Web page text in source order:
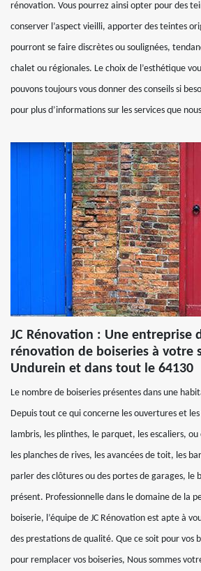
rénovation. Vous pourrez ainsi opter pour des
conserver l’aspect vieilli, apporter des teintes
pourront se faire discrètes ou soulignées,
chalet ou régionales. Le choix de l’esthétique
pouvons toujours vous donner des conseils si
pour plus d’informations sur les services que
JC Rénovation : Une entreprise
rénovation de boiseries à votre
Undurein et dans tout le 64130
Le nombre de boiseries présentes dans une
Depuis tout ce qui concerne les ouvertures et
lambris, les plinthes, le parquet, les escaliers,
les planches de rives, les avancées de toit, les
parler des clôtures ou des portes de garages, le
présent. Professionnelle dans le domaine de la
boiserie, l’équipe de JC Rénovation est apte à
des prestations de qualité. Que ce soit pour vos
pour remplacer vos boiseries, Nous sommes